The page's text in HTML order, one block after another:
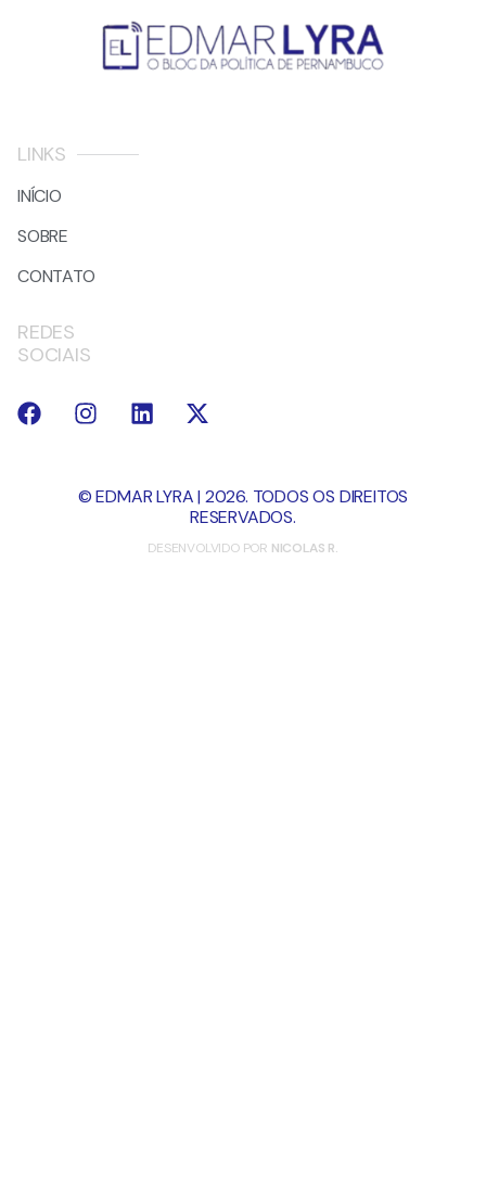
LINKS
INÍCIO
SOBRE
CONTATO
REDES
SOCIAIS
© EDMAR LYRA | 2026. TODOS OS DIREITOS
RESERVADOS.
DESENVOLVIDO POR NICOLAS R.